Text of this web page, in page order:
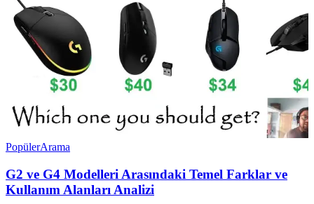
PopülerArama
G2 ve G4 Modelleri Arasındaki Temel Farklar ve
Kullanım Alanları Analizi